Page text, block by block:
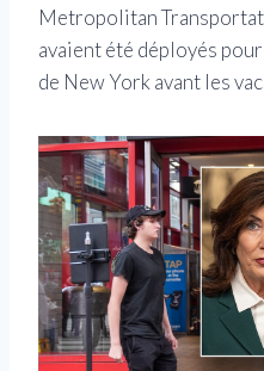
Metropolitan
avaient été déployés
de New York avant les